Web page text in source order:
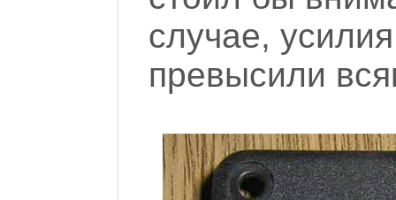
случае,
превысили